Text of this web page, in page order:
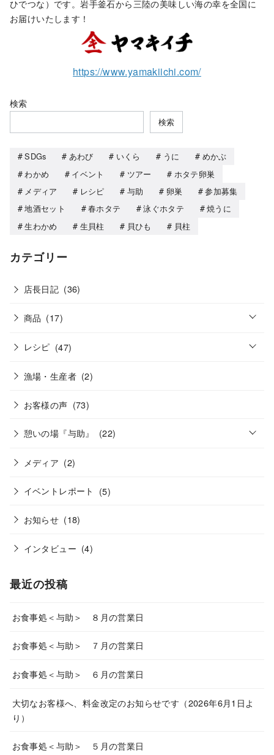
ひでつな）です。岩手釜石から三陸の美味しい海の幸を全国に
お届けいたします！
https://www.yamakiichi.com/
検索
検索
SDGs あわび いくら うに
めかぶ
わかめ
イベント ツアー
ホタテ卵巣
メディア
レシピ 与助 卵巣
参加募集
地酒セット
春ホタテ 泳ぐホタテ
焼うに
生わかめ
生貝柱 貝ひも 貝柱
カテゴリー
店長日記 (36)
商品 (17) o
n
レシピ (47) o
漁場・生産者 (2)
お客様の声 (73)
憩いの場『与助』 (22) o
メディア (2)
イベントレポート (5)
お知らせ (18)
インタビュー (4)
最近の投稿
お食事処＜与助＞ ８月の営業日
お食事処＜与助＞ ７月の営業日
お食事処＜与助＞ ６月の営業日
大切なお客様へ、料金改定のお知らせです（2026年6月1日よ
り）
お食事処＜与助＞ ５月の営業日